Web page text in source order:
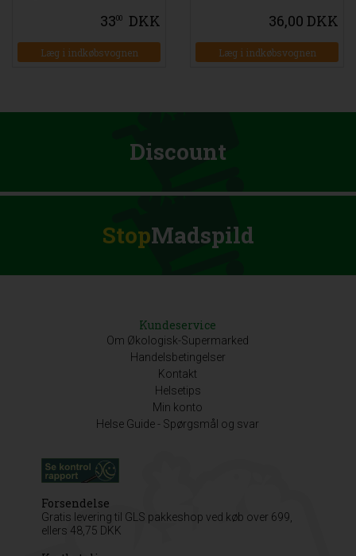
3300 DKK
Læg i indkøbsvognen
36,00 DKK
Læg i indkøbsvognen
Discount
StopMadspild
Kundeservice
Om Økologisk-Supermarked
Handelsbetingelser
Kontakt
Helsetips
Min konto
Helse Guide - Spørgsmål og svar
Forsendelse
Gratis levering til GLS pakkeshop ved køb over 699,
ellers 48,75 DKK